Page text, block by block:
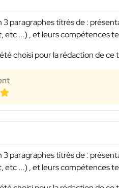
3 paragraphes titrés de :
etc ...) , et leurs compétences
choisi pour la rédaction de ce
3 paragraphes titrés de :
etc ...) , et leurs compétences